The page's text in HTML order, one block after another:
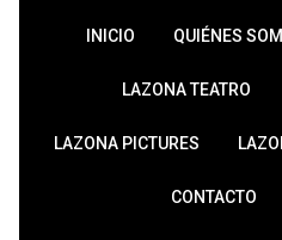
INICIO QUIÉNES
LAZONA TEATRO
LAZONA PICTURES
CONTACTO